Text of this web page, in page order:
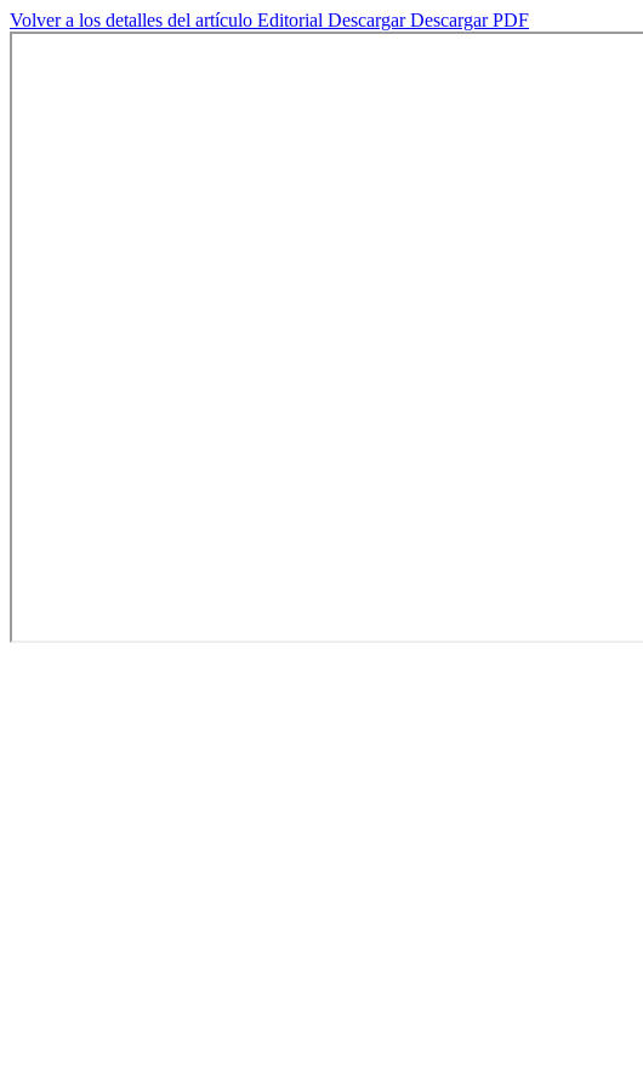
Volver a los detalles del artículo Editorial DescargarDescargar PDF